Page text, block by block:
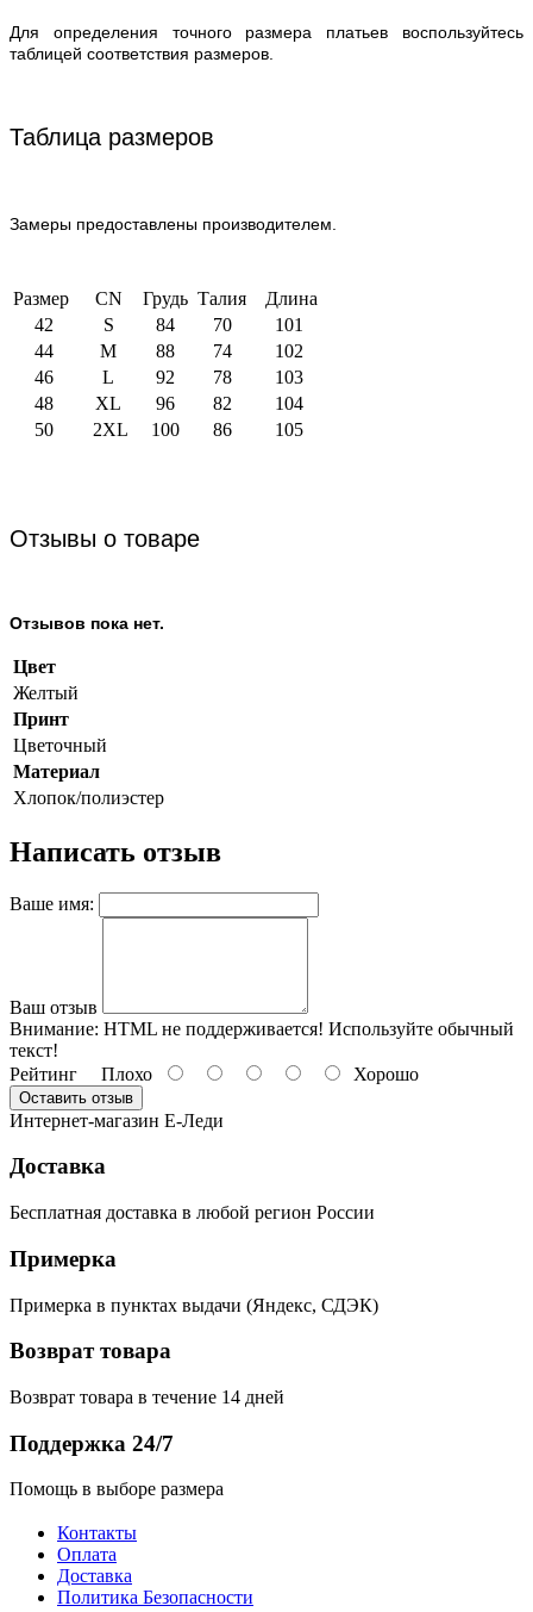
Для определения точного размера платьев воспользуйтесь
таблицей соответствия размеров.
Таблица размеров
Замеры предоставлены производителем.
Размер CN Грудь Талия
Длина
42
S 84 70
101
44
M 88 74
102
46
L 92 78
103
48
XL 96 82
104
50
2XL 100 86 105
Отзывы о товаре
Отзывов пока нет.
Цвет
Желтый
Принт
Цветочный
Материал
Хлопок/полиэстер
Написать отзыв
Ваше имя:
Ваш отзыв
Внимание: HTML не поддерживается! Используйте обычный
текст!
Рейтинг Плохо Хорошо
Оставить отзыв
Интернет-магазин Е-Леди
Доставка
Бесплатная доставка в любой регион России
Примерка
Примерка в пунктах выдачи (Яндекс, СДЭК)
Возврат товара
Возврат товара в течение 14 дней
Поддержка 24/7
Помощь в выборе размера
Контакты
Оплата
Доставка
Политика Безопасности